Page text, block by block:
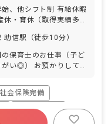
始、他シフト制 有給休暇
休・育休（取得実績多
助信駅（徒歩10分）
保育士のお仕事（子ど
い◎） お預かりしてい
・排泄・清潔・衣類の
活を通じた社会性の装着
行、お知らせの作成
社会保険完備
福利厚生充実